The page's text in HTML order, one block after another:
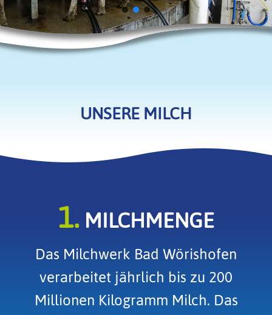
UNSERE MILCH
1. MILCHMENGE
Das Milchwerk Bad Wörishofen
verarbeitet jährlich bis zu 200
Millionen Kilogramm Milch. Das